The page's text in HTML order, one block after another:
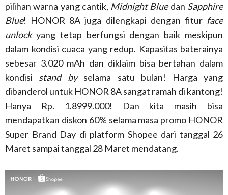
pilihan warna yang cantik, Midnight Bluedan Sapphire
Blue! HONOR 8A juga dilengkapi dengan fitur face
unlockyang tetap berfungsi dengan baik meskipun
dalam kondisi cuaca yang redup. Kapasitas baterainya
sebesar 3.020 mAh dan diklaim bisa bertahan dalam
kondisi stand byselama satu bulan! Harga yang
dibanderol untuk HONOR 8A sangat ramah di kantong!
Hanya Rp. 1.8999.000! Dan kita masih bisa
mendapatkan diskon 60% selama masa promo HONOR
Super Brand Day di platform Shopee dari tanggal 26
Maret sampai tanggal 28 Maret mendatang.